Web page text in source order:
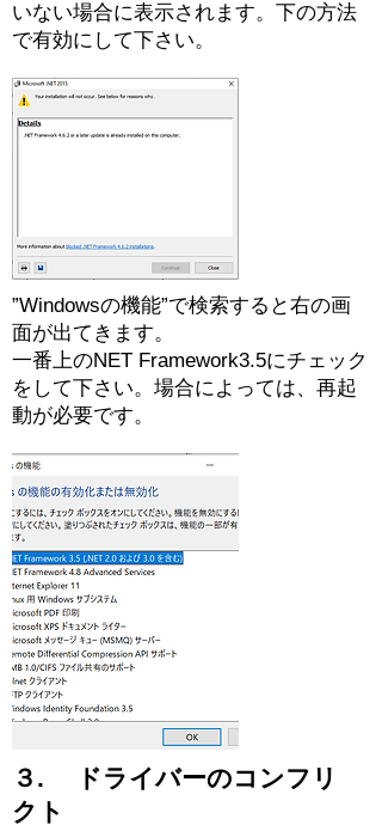
いない場合に表示されます。下の方法
で有効にして下さい。
”Windowsの機能”で検索すると右の画
面が出てきます。
一番上のNET Framework3.5にチェック
をして下さい。場合によっては、再起
動が必要です。
３. ドライバーのコンフリ
クト